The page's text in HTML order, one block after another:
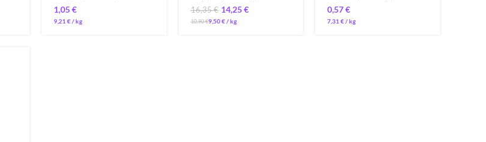
€
9,21€/
16,35€ 14,25€
10,90€9,50€/
€
7,31€/